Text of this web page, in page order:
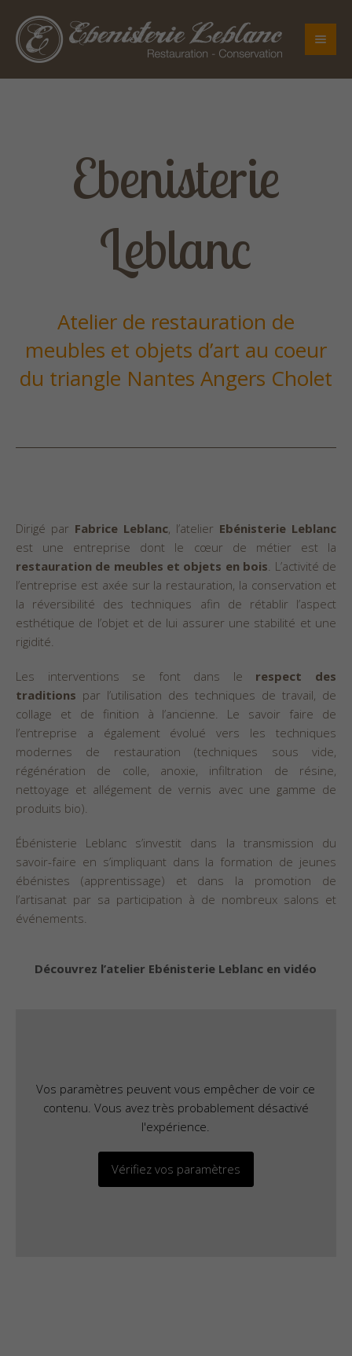
Ebenisterie
Leblanc
Atelier de restauration de
meubles et objets d’art au coeur
du triangle Nantes Angers Cholet
Dirigé par Fabrice Leblanc, l’atelier Ebénisterie Leblanc
est une entreprise dont le cœur de métier est la
restauration de meubles et objets en bois. L’activité de
l’entreprise est axée sur la restauration, la conservation et
la réversibilité des techniques afin de rétablir l’aspect
esthétique de l’objet et de lui assurer une stabilité et une
rigidité.
Les interventions se font dans le respect des
traditions par l’utilisation des techniques de travail, de
collage et de finition à l’ancienne. Le savoir faire de
l’entreprise a également évolué vers les techniques
modernes de restauration (techniques sous vide,
régénération de colle, anoxie, infiltration de résine,
nettoyage et allégement de vernis avec une gamme de
produits bio).
Ébénisterie Leblanc s’investit dans la transmission du
savoir-faire en s’impliquant dans la formation de jeunes
ébénistes (apprentissage) et dans la promotion de
l’artisanat par sa participation à de nombreux salons et
événements.
Découvrez l’atelier Ebénisterie Leblanc en vidéo
Vos paramètres peuvent vous empêcher de voir ce
contenu. Vous avez très probablement désactivé
l'expérience.
Vérifiez vos paramètres